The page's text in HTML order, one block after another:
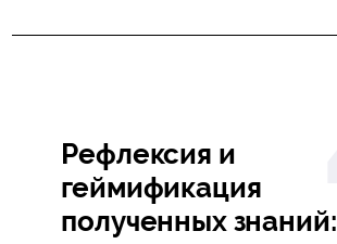
Рефлексия и
геймификация
полученных знаний: